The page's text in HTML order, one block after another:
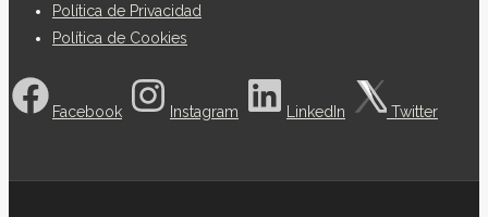
Política de Privacidad
Política de Cookies
Facebook Instagram LinkedIn Twitter